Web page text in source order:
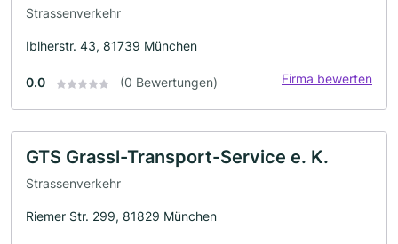
Strassenverkehr
Iblherstr. 43, 81739 München
0.0 (0 Bewertungen) Firma bewerten
GTS Grassl-Transport-Service e. K.
Strassenverkehr
Riemer Str. 299, 81829 München